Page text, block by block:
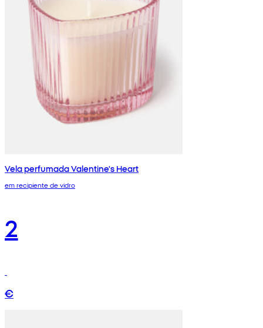
Vela perfumada Valentine's Heart
em recipiente de vidro
2
€